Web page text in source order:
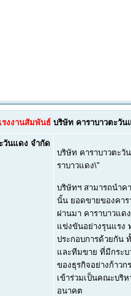
งงานสัมพันธ์ บริษัท คาราบาวตะวัน
วันแดง จำกัด
บริษัท คาราบาวตะวั
ราบาวแดง\"
บริษัทฯ สามารถนำค
นั้น ยอดขายของคาร
ผ่านมา คาราบาวแด
แข่งขันอย่างรุนแรง
ประกอบการด้วยกัน
และทีมขาย ที่มีกระบ
ของธุรกิจอย่างก้าว
เข้าร่วมเป็นคณะบริ
อนาคต